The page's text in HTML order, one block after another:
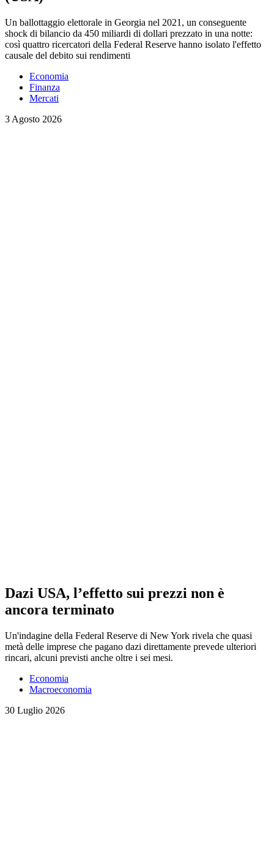
Un ballottaggio elettorale in Georgia nel 2021, un conseguente
shock di bilancio da 450 miliardi di dollari prezzato in una notte:
così quattro ricercatori della Federal Reserve hanno isolato l'effetto
causale del debito sui rendimenti
Economia
Finanza
Mercati
3 Agosto 2026
Dazi USA, l’effetto sui prezzi non è
ancora terminato
Un'indagine della Federal Reserve di New York rivela che quasi
metà delle imprese che pagano dazi direttamente prevede ulteriori
rincari, alcuni previsti anche oltre i sei mesi.
Economia
Macroeconomia
30 Luglio 2026